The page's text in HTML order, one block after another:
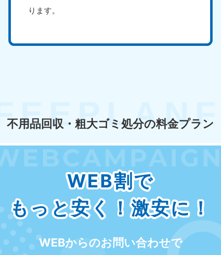
ります。
不用品回収・粗大ゴミ処分の料金プラン
WEB割で
もっと安く！激安に！
WEBからのお問い合わせで